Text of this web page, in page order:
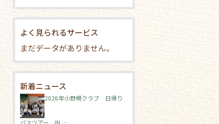
よく見られるサービス
まだデータがありません。
新着ニュース
2026年小野幌クラブ 日帰り